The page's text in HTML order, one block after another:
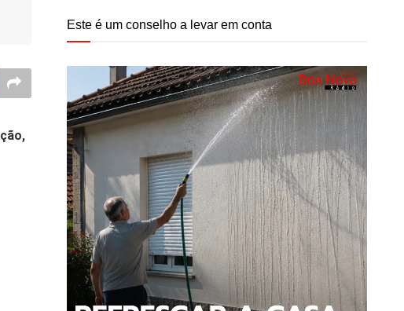
Este é um conselho a levar em conta